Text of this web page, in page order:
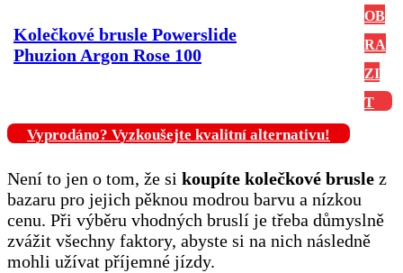
Kolečkové brusle Powerslide
Phuzion Argon Rose 100
OB
RA
ZI
T
Vyprodáno? Vyzkoušejte kvalitní alternativu!
Není to jen o tom, že si koupíte kolečkové brusle z
bazaru pro jejich pěknou modrou barvu a nízkou
cenu. Při výběru vhodných bruslí je třeba důmyslně
zvážit všechny faktory, abyste si na nich následně
mohli užívat příjemné jízdy.